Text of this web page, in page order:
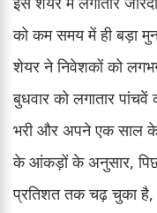
को कम समय में ही बड़ा
शेयर ने निवेशकों को
बुधवार को लगातार
भरी और अपने एक साल के
के आंकड़ों के अनुसार,
प्रतिशत तक चढ़ चुका है,